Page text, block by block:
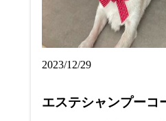
2023/12/29
エステシャンプーコ